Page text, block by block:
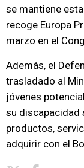
se mantiene
recoge Europa
marzo en el
Además, el
trasladado al
jóvenes
su discapacidad
productos,
adquirir con el